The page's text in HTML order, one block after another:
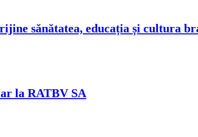
sănătatea, educația și cultura
la RATBV SA